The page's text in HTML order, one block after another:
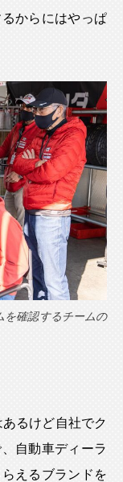
からにはやっぱ
を確認するチームの
るけど自社でク
自動車ディーラ
えるブランドを